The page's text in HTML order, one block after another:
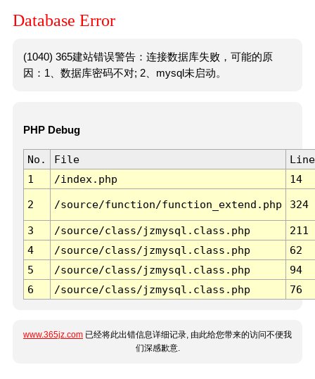
Database Error
(1040) 365建站错误警告：连接数据库失败，可能的原
因：1、数据库密码不对; 2、mysql未启动。
PHP Debug
No. File
Line
1
/index.php 14
2 /source/function/function_extend.php 324
3 /source/class/jzmysql.class.php
211
4
/source/class/jzmysql.class.php
62
5
/source/class/jzmysql.class.php
94
6
/source/class/jzmysql.class.php 76
www.365jz.com 已经将此出错信息详细记录, 由此给您带来的访问不便我
们深感歉意.